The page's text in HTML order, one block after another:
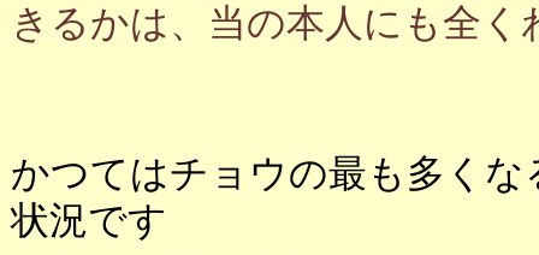
きるかは、当の本人にも全く
かつてはチョウの最も多く
状況です